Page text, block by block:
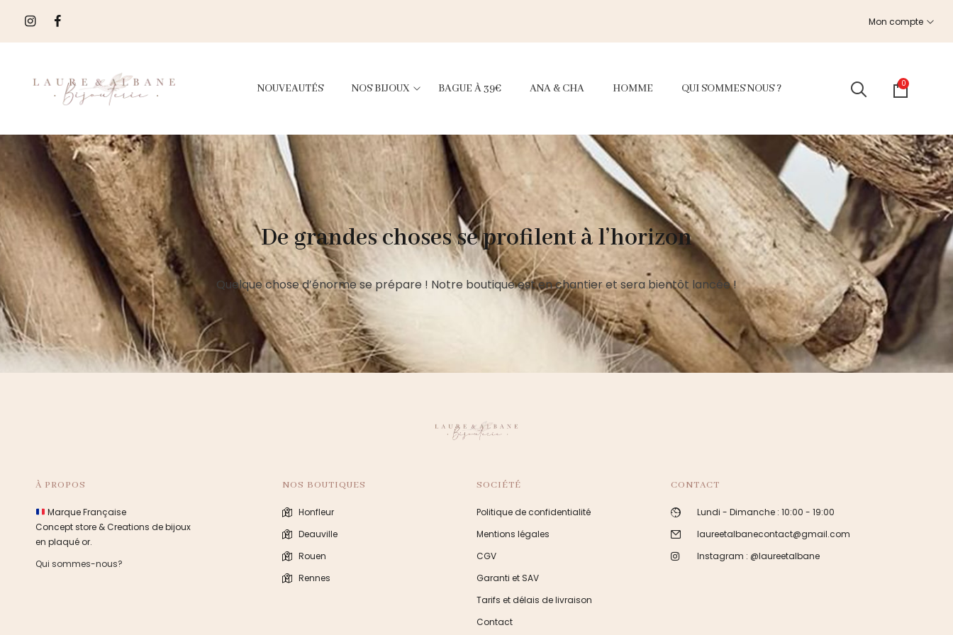
Mon compte
NOUVEAUTÉS NOS BIJOUX BAGUE À 39€ ANA & CHA HOMME QUI SOMMES NOUS ? 0
De grandes choses se profilent à l’horizon
Quelque chose d’énorme se prépare ! Notre boutique est en chantier et sera bientôt lancée !
À PROPOS
Marque Française
Concept store & Creations de bijoux
en plaqué or.
Qui sommes-nous?
NOS BOUTIQUES
Honfleur
Deauville
Rouen
Rennes
SOCIÉTÉ
Politique de confidentialité
Mentions légales
CGV
Garanti et SAV
Tarifs et délais de livraison
Contact
CONTACT
Lundi - Dimanche : 10:00 - 19:00
laureetalbanecontact@gmail.com
Instagram : @laureetalbane